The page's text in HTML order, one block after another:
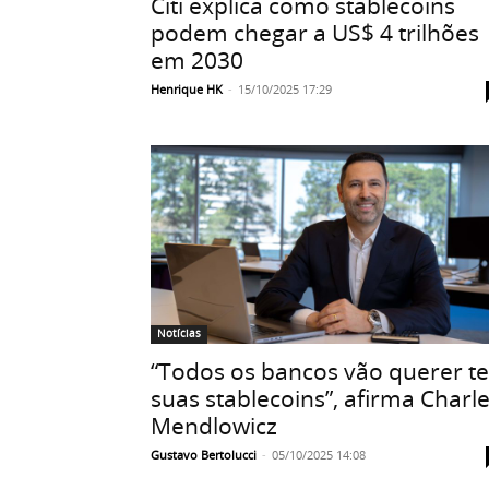
podem chegar a US$ 4 trilhões
em 2030
Henrique HK - 15/10/2025 17:29
Notícias
“Todos os bancos vão querer
suas stablecoins”, afirma
Mendlowicz
Gustavo Bertolucci - 05/10/2025 14:08